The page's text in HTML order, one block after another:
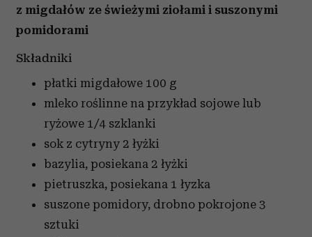
z migdałów ze świeżymi ziołami i suszonymi
pomidorami
Składniki
płatki migdałowe 100 g
mleko roślinne na przykład sojowe lub
ryżowe 1/4 szklanki
sok z cytryny 2 łyżki
bazylia, posiekana 2 łyżki
pietruszka, posiekana 1 łyzka
suszone pomidory, drobno pokrojone 3
sztuki